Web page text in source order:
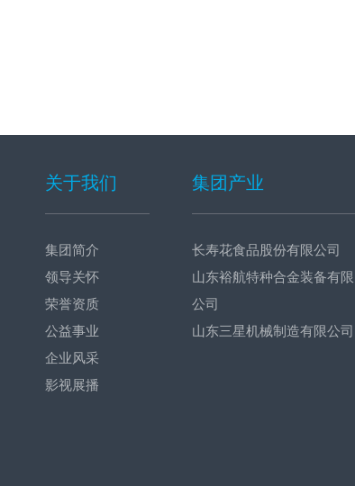
关于我们
集团简介
领导关怀
荣誉资质
公益事业
企业风采
影视展播
集团产业
长寿花食品股份有限公司
山东裕航特种合金装备有限
公司
山东三星机械制造有限公司